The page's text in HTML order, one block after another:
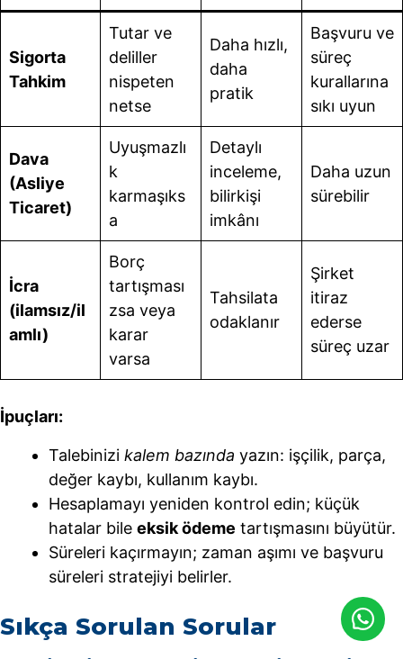
Sigorta
Tahkim
Tutar ve
deliller
nispeten
netse
Daha hızlı,
daha
pratik
Başvuru ve
süreç
kurallarına
sıkı uyun
Dava
(Asliye
Ticaret)
Uyuşmazlı
k
karmaşıks
a
Detaylı
inceleme,
bilirkişi
imkânı
Daha uzun
sürebilir
İcra
(ilamsız/il
amlı)
Borç
tartışması
zsa veya
karar
varsa
Tahsilata
odaklanır
Şirket
itiraz
ederse
süreç uzar
İpuçları:
Talebinizi kalem bazında yazın: işçilik, parça,
değer kaybı, kullanım kaybı.
Hesaplamayı yeniden kontrol edin; küçük
hatalar bile eksik ödeme tartışmasını büyütür.
Süreleri kaçırmayın; zaman aşımı ve başvuru
süreleri stratejiyi belirler.
Sıkça Sorulan Sorular